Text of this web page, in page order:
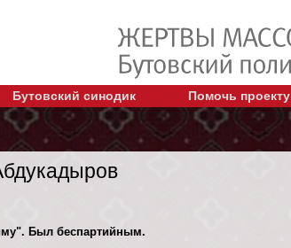
Бутовский синодик Помочь проекту
Был беспартийным.